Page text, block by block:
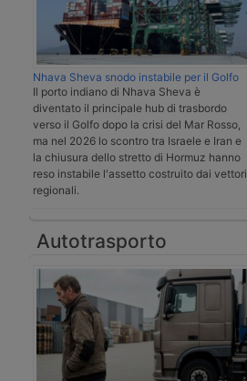
Nhava Sheva snodo instabile per il Golfo
Il porto indiano di Nhava Sheva è
diventato il principale hub di trasbordo
verso il Golfo dopo la crisi del Mar Rosso,
ma nel 2026 lo scontro tra Israele e Iran e
la chiusura dello stretto di Hormuz hanno
reso instabile l'assetto costruito dai vettori
regionali.
Autotrasporto